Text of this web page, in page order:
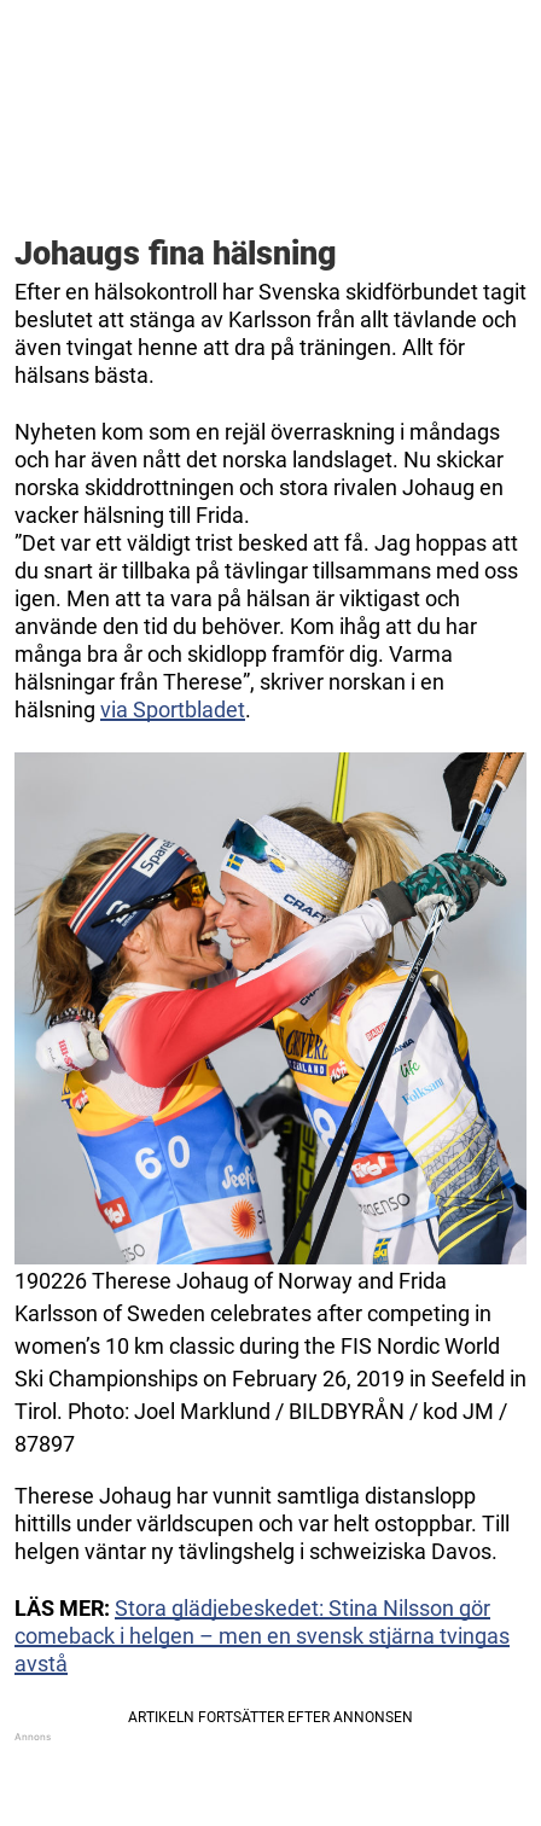
Johaugs fina hälsning
Efter en hälsokontroll har Svenska skidförbundet tagit
beslutet att stänga av Karlsson från allt tävlande och
även tvingat henne att dra på träningen. Allt för
hälsans bästa.
Nyheten kom som en rejäl överraskning i måndags
och har även nått det norska landslaget. Nu skickar
norska skiddrottningen och stora rivalen Johaug en
vacker hälsning till Frida.
”Det var ett väldigt trist besked att få. Jag hoppas att
du snart är tillbaka på tävlingar tillsammans med oss
igen. Men att ta vara på hälsan är viktigast och
använde den tid du behöver. Kom ihåg att du har
många bra år och skidlopp framför dig. Varma
hälsningar från Therese”, skriver norskan i en
hälsning via Sportbladet.
190226 Therese Johaug of Norway and Frida
Karlsson of Sweden celebrates after competing in
women’s 10 km classic during the FIS Nordic World
Ski Championships on February 26, 2019 in Seefeld in
Tirol. Photo: Joel Marklund / BILDBYRÅN / kod JM /
87897
Therese Johaug har vunnit samtliga distanslopp
hittills under världscupen och var helt ostoppbar. Till
helgen väntar ny tävlingshelg i schweiziska Davos.
LÄS MER: Stora glädjebeskedet: Stina Nilsson gör
comeback i helgen – men en svensk stjärna tvingas
avstå